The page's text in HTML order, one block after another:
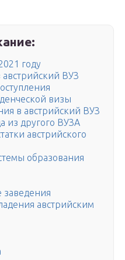
году
австрийский ВУЗ
визы
в австрийский ВУЗ
из другого ВУЗА
австрийского
образования
австрийским